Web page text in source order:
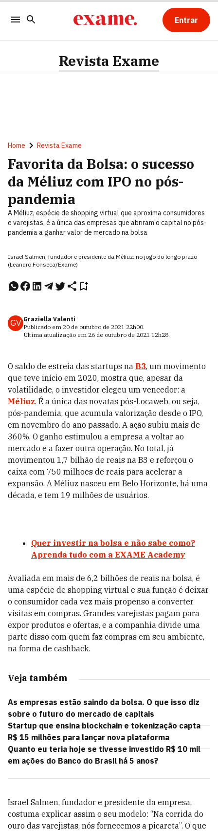
Entrar
Revista Exame
Home Revista Exame
Favorita da Bolsa: o sucesso
da Méliuz com IPO no pós-
pandemia
A Méliuz, espécie de shopping virtual que aproxima consumidores
e varejistas, é a única das empresas que abriram o capital no pós-
pandemia a ganhar valor de mercado na bolsa
Israel Salmen, fundador e presidente da Méliuz: no jogo do longo prazo
(Leandro Fonseca/Exame)
GV Graziella Valenti
Publicado em 20 de outubro de 2021 22h00.
Última atualização em 26 de outubro de 2021 12h28.
O saldo de estreia das startups na B3, um movimento
que teve início em 2020, mostra que, apesar da
volatilidade, o investidor elegeu um vencedor: a
Méliuz. É a única das novatas pós-Locaweb, ou seja,
pós-pandemia, que acumula valorização desde o IPO,
em novembro do ano passado. A ação subiu mais de
360%. O ganho estimulou a empresa a voltar ao
mercado e a fazer outra operação. No total, já
movimentou 1,7 bilhão de reais na B3 e reforçou o
caixa com 750 milhões de reais para acelerar a
expansão. A Méliuz nasceu em Belo Horizonte, há uma
década, e tem 19 milhões de usuários.
Quer investir na bolsa e não sabe como?
Aprenda tudo com a EXAME Academy
Avaliada em mais de 6,2 bilhões de reais na bolsa, é
uma espécie de ­shopping virtual e sua função é deixar
o consumidor cada vez mais propenso a converter
visitas em compras. Grandes varejistas pagam para
expor produtos e ofertas, e a companhia divide uma
parte disso com quem faz compras em seu ambiente,
na forma de cashback.
Veja também
As empresas estão saindo da bolsa. O que isso diz
sobre o futuro do mercado de capitais
Startup que ensina blockchain e tokenização capta
R$ 15 milhões para lançar nova plataforma
Quanto eu teria hoje se tivesse investido R$ 10 mil
em ações do Banco do Brasil há 5 anos?
Israel Salmen, fundador e presidente da empresa,
costuma explicar assim o seu modelo: “Na corrida do
ouro das varejistas, nós fornecemos a picareta”. O que